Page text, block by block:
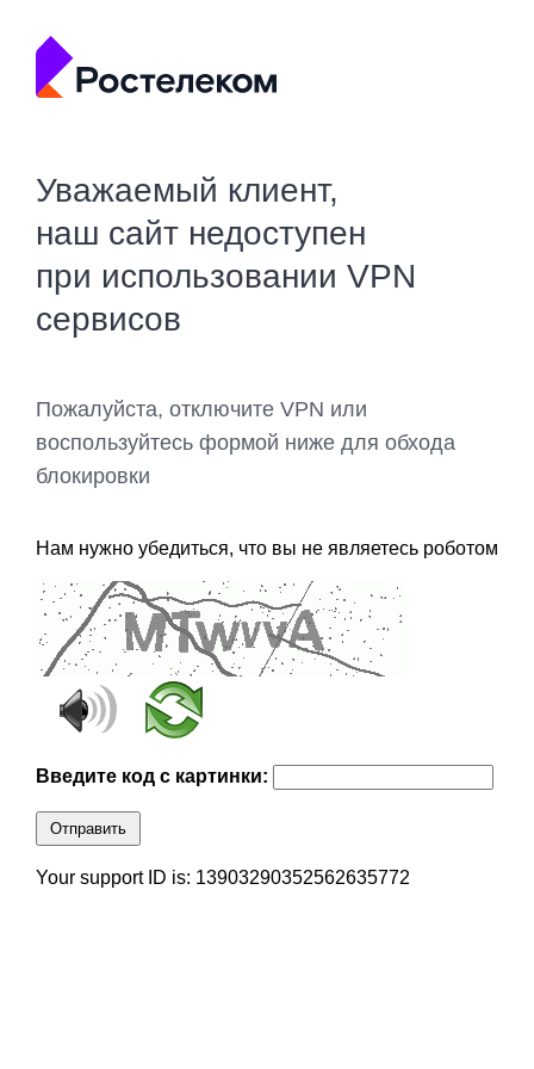
Уважаемый клиент,
наш сайт недоступен
при использовании VPN
сервисов
Пожалуйста, отключите VPN или
воспользуйтесь формой ниже для обхода
блокировки
Нам нужно убедиться, что вы не являетесь роботом
Введите код с картинки:
Отправить
Your support ID is: 13903290352562635772